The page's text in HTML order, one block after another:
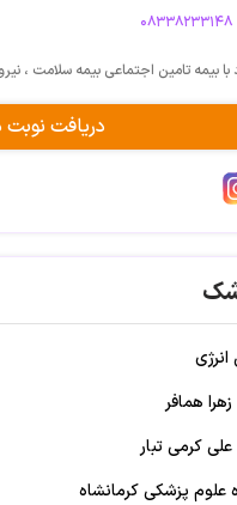
۰۸۳۳۸۲۳۳۱۴۸
بیمه تامین اجتماعی بیمه سلامت ،
دریافت
انرژی
همافر
کرمی تبار
پزشکی کرمانشاه